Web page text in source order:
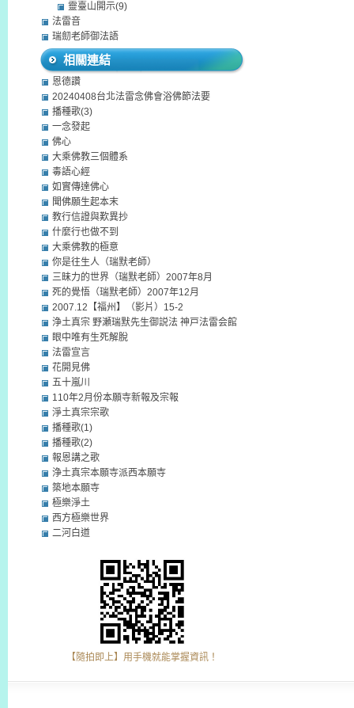
靈臺山開示(9)
法雷音
瑞劎老師御法語
相關連結
恩德讚
20240408台北法雷念佛會浴佛節法要
播種歌(3)
一念發起
佛心
大乘佛教三個體系
毒語心經
如實傳達佛心
聞佛願生起本末
教行信證與歎異抄
什麼行也做不到
大乘佛教的極意
你是往生人（瑞默老師）
三昧力的世界（瑞默老師）2007年8月
死的覺悟（瑞默老師）2007年12月
2007.12【福州】（影片）15-2
浄土真宗 野瀬瑞默先生御説法 神戸法雷会館
眼中唯有生死解脫
法雷宣言
花開見佛
五十嵐川
110年2月份本願寺新報及宗報
淨土真宗宗歌
播種歌(1)
播種歌(2)
報恩講之歌
浄土真宗本願寺派西本願寺
築地本願寺
極樂淨土
西方極樂世界
二河白道
【隨拍即上】用手機就能掌握資訊！